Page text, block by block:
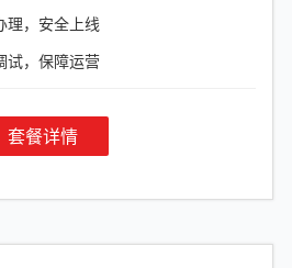
理，安全上线
试，保障运营
套餐详情